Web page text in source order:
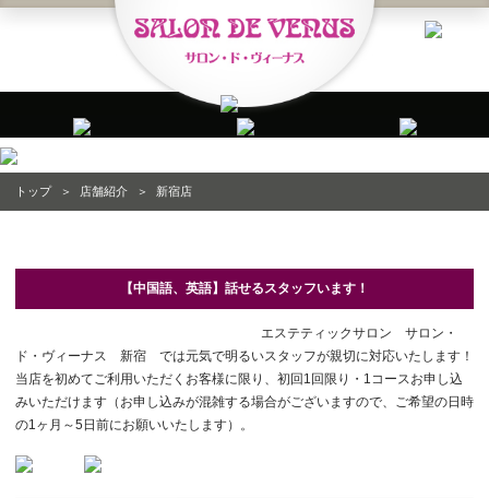
トップ ＞ 店舗紹介 ＞ 新宿店
【中国語、英語】話せるスタッフいます！
エステティックサロン サロン・
ド・ヴィーナス 新宿 では元気で明るいスタッフが親切に対応いたします！
当店を初めてご利用いただくお客様に限り、初回1回限り・1コースお申し込
みいただけます（お申し込みが混雑する場合がございますので、ご希望の日時
の1ヶ月～5日前にお願いいたします）。